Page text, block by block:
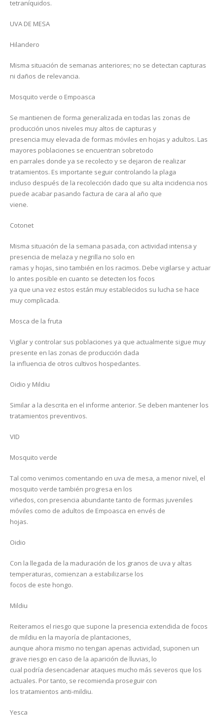
tetraníquidos.
UVA DE MESA
Hilandero
Misma situación de semanas anteriores; no se detectan capturas
ni daños de relevancia.
Mosquito verde o Empoasca
Se mantienen de forma generalizada en todas las zonas de
producción unos niveles muy altos de capturas y
presencia muy elevada de formas móviles en hojas y adultos. Las
mayores poblaciones se encuentran sobretodo
en parrales donde ya se recolecto y se dejaron de realizar
tratamientos. Es importante seguir controlando la plaga
incluso después de la recolección dado que su alta incidencia nos
puede acabar pasando factura de cara al año que
viene.
Cotonet
Misma situación de la semana pasada, con actividad intensa y
presencia de melaza y negrilla no solo en
ramas y hojas, sino también en los racimos. Debe vigilarse y actuar
lo antes posible en cuanto se detecten los focos
ya que una vez estos están muy establecidos su lucha se hace
muy complicada.
Mosca de la fruta
Vigilar y controlar sus poblaciones ya que actualmente sigue muy
presente en las zonas de producción dada
la influencia de otros cultivos hospedantes.
Oidio y Mildiu
Similar a la descrita en el informe anterior. Se deben mantener los
tratamientos preventivos.
VID
Mosquito verde
Tal como venimos comentando en uva de mesa, a menor nivel, el
mosquito verde también progresa en los
viñedos, con presencia abundante tanto de formas juveniles
móviles como de adultos de Empoasca en envés de
hojas.
Oidio
Con la llegada de la maduración de los granos de uva y altas
temperaturas, comienzan a estabilizarse los
focos de este hongo.
Mildiu
Reiteramos el riesgo que supone la presencia extendida de focos
de mildiu en la mayoría de plantaciones,
aunque ahora mismo no tengan apenas actividad, suponen un
grave riesgo en caso de la aparición de lluvias, lo
cual podría desencadenar ataques mucho más severos que los
actuales. Por tanto, se recomienda proseguir con
los tratamientos anti-mildiu.
Yesca